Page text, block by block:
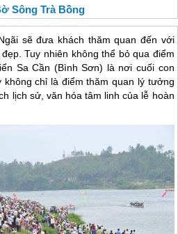
Sông Trà Bồng
sẽ đưa khách thăm quan đến với
Tuy nhiên không thể bỏ qua điểm
Sa Cần (Bình Sơn) là nơi cuối con
chỉ là điểm thăm quan lý tưởng
lịch sử, văn hóa tâm linh của lễ hoàn